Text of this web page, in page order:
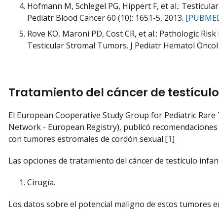
Hofmann M, Schlegel PG, Hippert F, et al.:
Pediatr Blood Cancer 60 (10): 1651-5, 2013.
Rove KO, Maroni PD, Cost CR, et al.: Pathologic
Testicular Stromal Tumors. J Pediatr Hematol Oncol
Tratamiento del cáncer de
El European Cooperative Study Group for Pediatric
Network - European Registry), publicó
con tumores estromales de cordón sexual.[1]
Las opciones de tratamiento del cáncer de testículo
Cirugía.
Los datos sobre el potencial maligno de estos tumores